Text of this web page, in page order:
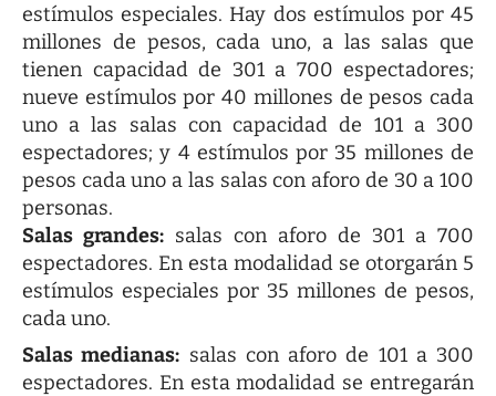
estímulos especiales. Hay dos estímulos por 45
millones de pesos, cada uno, a las salas que
tienen capacidad de 301 a 700 espectadores;
nueve estímulos por 40 millones de pesos cada
uno a las salas con capacidad de 101 a 300
espectadores; y 4 estímulos por 35 millones de
pesos cada uno a las salas con aforo de 30 a 100
personas.
Salas grandes: salas con aforo de 301 a 700
espectadores. En esta modalidad se otorgarán 5
estímulos especiales por 35 millones de pesos,
cada uno.
Salas medianas: salas con aforo de 101 a 300
espectadores. En esta modalidad se entregarán